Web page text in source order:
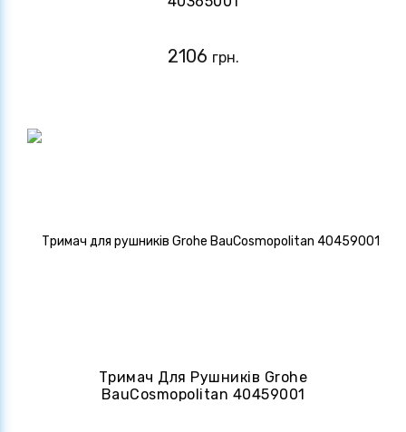
2106 грн.
Тримач Для Рушників Grohe
BauCosmopolitan 40459001